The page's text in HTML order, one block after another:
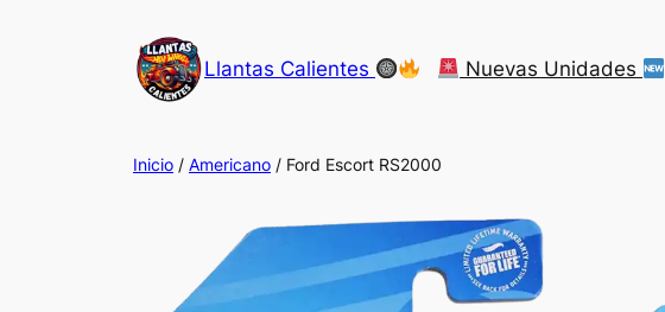
Llantas Calientes Nuevas Unidades
Inicio / Americano / Ford Escort RS2000